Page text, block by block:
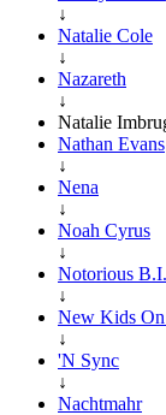
↓
Natalie Cole
↓
Nazareth
↓
Natalie
Nathan Evans
↓
Nena
↓
Noah Cyrus
↓
Notorious
↓
New Kids
↓
'N Sync
↓
Nachtmahr